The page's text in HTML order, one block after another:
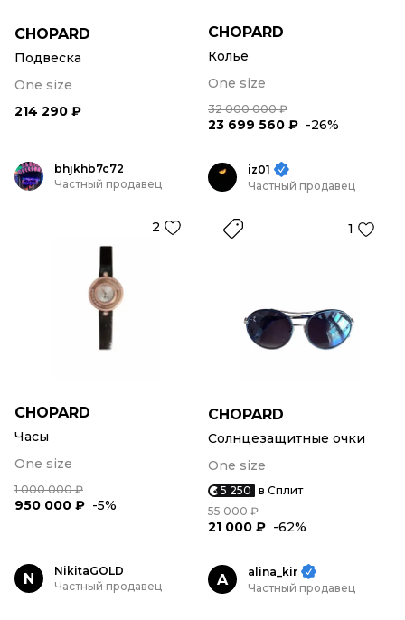
CHOPARD
Подвеска
One size
214 290 ₽
CHOPARD
Колье
One size
32 000 000 ₽
23 699 560 ₽ -26%
bhjkhb7c72
Частный продавец
2
CHOPARD
Часы
One size
1 000 000 ₽
950 000 ₽ -5%
iz01
Частный продавец
1
CHOPARD
Солнцезащитные очки
One size
5 250 в Сплит
55 000 ₽
21 000 ₽ -62%
N
NikitaGOLD
Частный продавец
A
alina_kir
Частный продавец